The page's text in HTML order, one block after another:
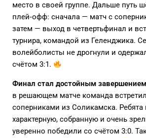
место в своей группе. Дальше путь
плей‑офф: сначала — матч с
затем — выход в четвертьфинал и
турнира, командой из Геленджика.
волейболисты не дрогнули и
счётом 3:1.
Финал стал достойным завершением
в решающем матче команда
соперниками из Соликамска. Ребята
характерную, собранную и очень
уверенно победили со счётом 3:0.